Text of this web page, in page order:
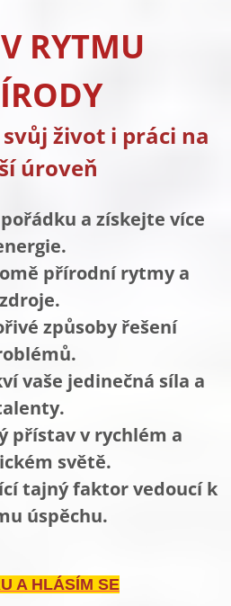
RYTMU
život i práci na
úroveň
a získejte více
přírodní rytmy a
zdroje.
způsoby řešení
vaše jedinečná síla a
přístav v rychlém a
světě.
tajný faktor vedoucí k
úspěchu.
A HLÁSÍM SE